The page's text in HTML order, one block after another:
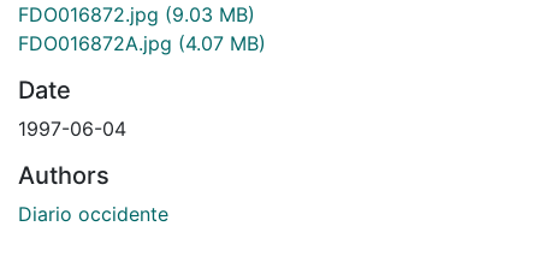
FDO016872.jpg (9.03 MB)
FDO016872A.jpg (4.07 MB)
Date
1997-06-04
Authors
Diario occidente